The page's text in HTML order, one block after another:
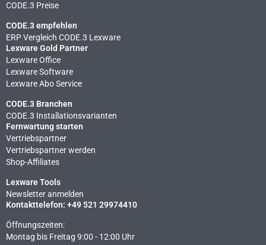
CODE.3 Preise
CODE.3 empfehlen
ERP Vergleich CODE.3 Lexware
Lexware Gold Partner
Lexware Office
Lexware Software
Lexware Abo Service
CODE.3 Branchen
CODE.3 Installationsvarianten
Fernwartung starten
Vertriebspartner
Vertriebspartner werden
Shop-Affiliates
Lexware Tools
Newsletter anmelden
Kontakttelefon: +49 521 29974410
Öffnungszeiten:
Montag bis Freitag 9:00 - 12:00 Uhr